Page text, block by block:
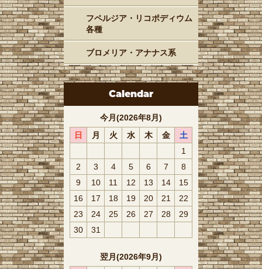
フペルジア・リコポディウム
各種
ブロメリア・アナナス系
Calendar
今月(2026年8月)
日
月 火 水 木 金
土
1
2
3 4 5 6 7
8
9
10 11 12 13 14
15
16
17 18 19 20 21
22
23
24 25 26 27 28
29
30
31
翌月(2026年9月)